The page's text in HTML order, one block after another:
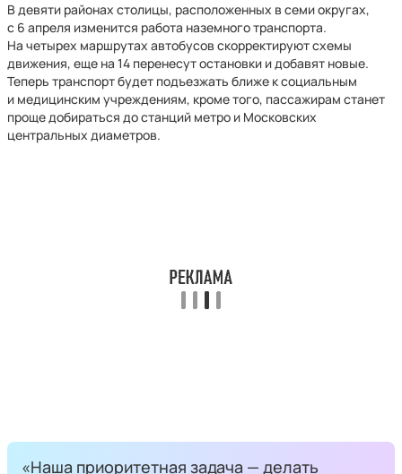
В девяти районах столицы, расположенных в семи округах,
с 6 апреля изменится работа наземного транспорта.
На четырех маршрутах автобусов скорректируют схемы
движения, еще на 14 перенесут остановки и добавят новые.
Теперь транспорт будет подъезжать ближе к социальным
и медицинским учреждениям, кроме того, пассажирам станет
проще добираться до станций метро и Московских
центральных диаметров.
«Наша приоритетная задача — делать